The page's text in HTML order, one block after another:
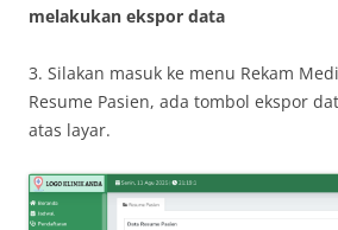
melakukan ekspor data
3. Silakan masuk ke menu Rekam
Resume Pasien, ada tombol ekspor
atas layar.